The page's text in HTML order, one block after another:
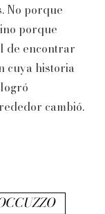
No porque
porque
de encontrar
cuya historia
cambió.